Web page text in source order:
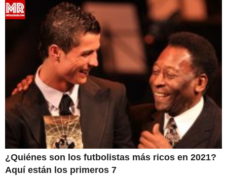
¿Quiénes son los futbolistas más ricos en 2021?
Aquí están los primeros 7